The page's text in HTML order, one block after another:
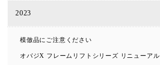
2023
模倣品にご注意ください
オバジX フレームリフトシリーズ リニューアル